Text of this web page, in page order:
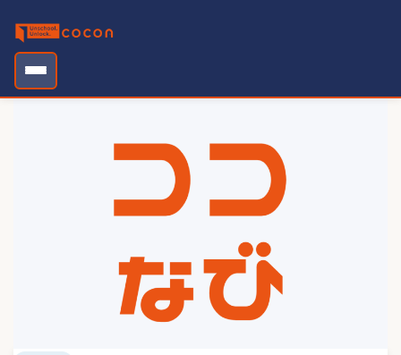
content